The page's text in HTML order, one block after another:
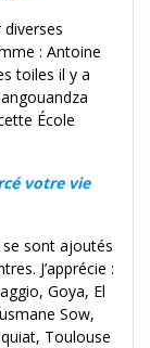
diverses
: Antoine
toiles il y a
École
votre vie
sont ajoutés
J’apprécie :
Goya, El
Sow,
Toulouse